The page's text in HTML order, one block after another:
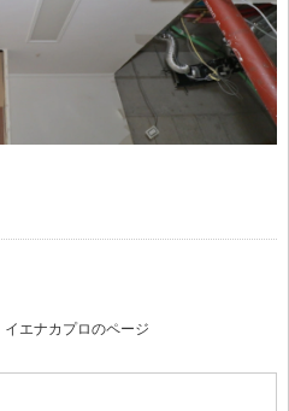
イエナカプロのページ